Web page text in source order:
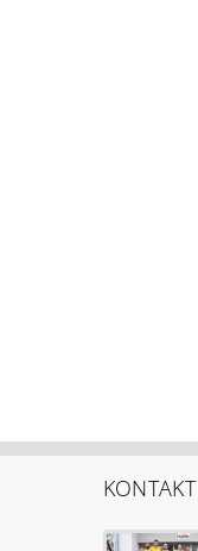
KONTAKT